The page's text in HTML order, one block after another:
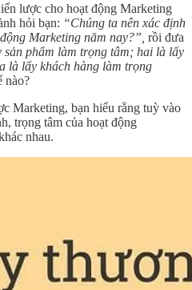
lược cho hoạt động Marketing
hỏi bạn: “Chúng ta nên xác định
Marketing năm nay?”, rồi đưa
sản phẩm làm trọng tâm; hai là lấy
là lấy khách hàng làm trọng
nào?
Marketing, bạn hiểu rằng tuỳ vào
trọng tâm của hoạt động
nhau.